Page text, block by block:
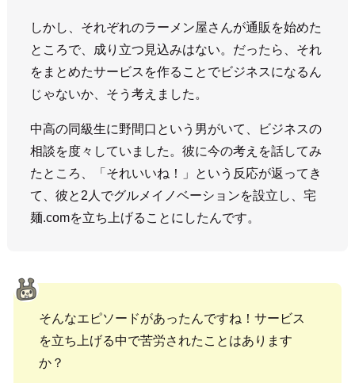
しかし、それぞれのラーメン屋さんが通販を始めた
ところで、成り立つ見込みはない。だったら、それ
をまとめたサービスを作ることでビジネスになるん
じゃないか、そう考えました。
中高の同級生に野間口という男がいて、ビジネスの
相談を度々していました。彼に今の考えを話してみ
たところ、「それいいね！」という反応が返ってき
て、彼と2人でグルメイノベーションを設立し、宅
麺.comを立ち上げることにしたんです。
そんなエピソードがあったんですね！サービス
を立ち上げる中で苦労されたことはあります
か？